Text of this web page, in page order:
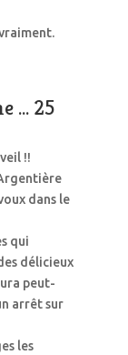
… 25
!!
dans le
qui
délicieux
peut-
arrêt sur
les